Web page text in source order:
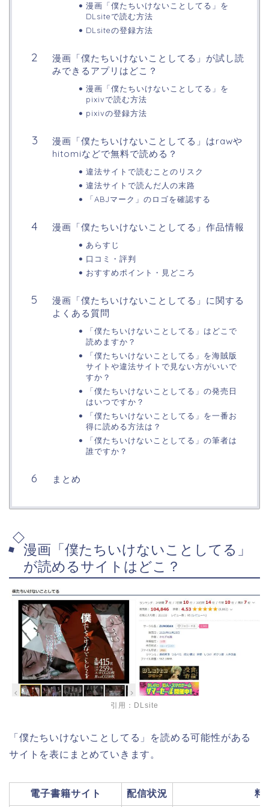
漫画「僕たちいけないことしてる」を
DLsiteで読む方法
DLsiteの登録方法
漫画「僕たちいけないことしてる」が試し読
みできるアプリはどこ？
漫画「僕たちいけないことしてる」を
pixivで読む方法
pixivの登録方法
漫画「僕たちいけないことしてる」はrawや
hitomiなどで無料で読める？
違法サイトで読むことのリスク
違法サイトで読んだ人の末路
「ABJマーク」のロゴを確認する
漫画「僕たちいけないことしてる」作品情報
あらすじ
口コミ・評判
おすすめポイント・見どころ
漫画「僕たちいけないことしてる」に関する
よくある質問
「僕たちいけないことしてる」はどこで
読めますか？
「僕たちいけないことしてる」を海賊版
サイトや違法サイトで見ない方がいいで
すか？
「僕たちいけないことしてる」の発売日
はいつですか？
「僕たちいけないことしてる」を一番お
得に読める方法は？
「僕たちいけないことしてる」の筆者は
誰ですか？
まとめ
漫画「僕たちいけないことしてる」
が読めるサイトはどこ？
引用：DLsite
「僕たちいけないことしてる」を読める可能性がある
サイトを表にまとめていきます。
電子書籍サイト 配信状況 料